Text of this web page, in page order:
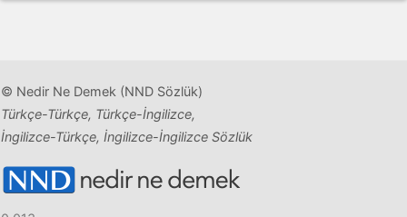
© Nedir Ne Demek (NND Sözlük)
Türkçe-Türkçe, Türkçe-İngilizce,
İngilizce-Türkçe, İngilizce-İngilizce Sözlük